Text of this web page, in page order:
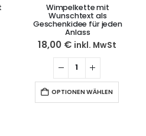
Wimpelkette mit
Wunschtext als
Geschenkidee für jeden
inkl. MwSt
OPTIONEN WÄHLEN